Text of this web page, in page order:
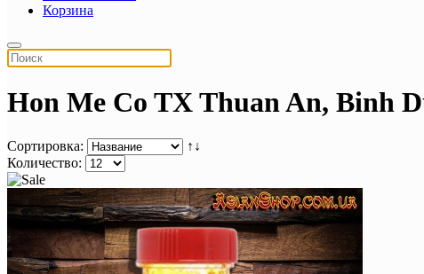
Корзина
Hon Me Co TX Thuan An, Binh
Сортировка:
↑↓
Количество: